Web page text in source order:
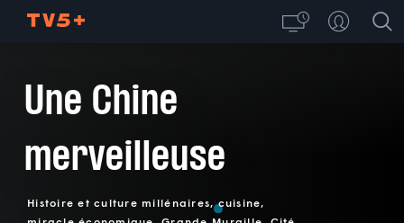
Une Chine
merveilleuse
Histoire et culture millénaires, cuisine,